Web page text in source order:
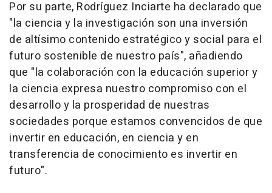
Por su parte, Rodríguez Inciarte ha declarado que
"la ciencia y la investigación son una inversión
de altísimo contenido estratégico y social para el
futuro sostenible de nuestro país", añadiendo
que "la colaboración con la educación superior y
la ciencia expresa nuestro compromiso con el
desarrollo y la prosperidad de nuestras
sociedades porque estamos convencidos de que
invertir en educación, en ciencia y en
transferencia de conocimiento es invertir en
futuro".